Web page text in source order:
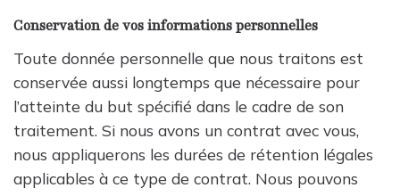
Conservation de vos informations personnelles
Toute donnée personnelle que nous traitons est
conservée aussi longtemps que nécessaire pour
l’atteinte du but spécifié dans le cadre de son
traitement. Si nous avons un contrat avec vous,
nous appliquerons les durées de rétention légales
applicables à ce type de contrat. Nous pouvons